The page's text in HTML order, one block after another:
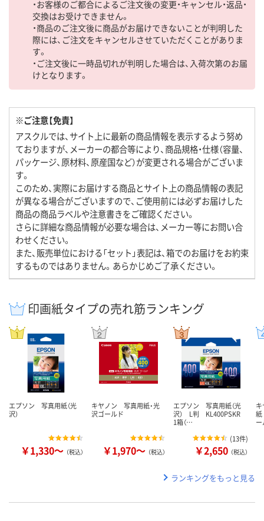
・お客様のご都合によるご注文後の変更・キャンセル・返品・
交換はお受けできません。
・商品のご注文後に商品がお届けできないことが判明した
際には、ご注文をキャンセルさせていただくことがありま
す。
・ご注文後に一時品切れが判明した場合は、入荷次第のお届
けとなります。
※ご注意【免責】
アスクルでは、サイト上に最新の商品情報を表示するよう努め
ておりますが、メーカーの都合等により、商品規格・仕様（容量、
パッケージ、原材料、原産国など）が変更される場合がございま
す。
このため、実際にお届けする商品とサイト上の商品情報の表記
が異なる場合がございますので、ご使用前には必ずお届けした
商品の商品ラベルや注意書きをご確認ください。
さらに詳細な商品情報が必要な場合は、メーカー等にお問い合
わせください。
また、販売単位における「セット」表記は、箱でのお届けをお約束
するものではありません。あらかじめご了承ください。
印画紙タイプの売れ筋ランキング
エプソン 写真用紙（光
沢）
￥1,330～ （税込）
キヤノン 写真用紙・光
沢ゴールド
￥1,970～ （税込）
エプソン 写真用紙（光
沢） L判 KL400PSKR
1箱（…
(13件)
￥2,650 （税込）
紙
ランキングをもっと見る